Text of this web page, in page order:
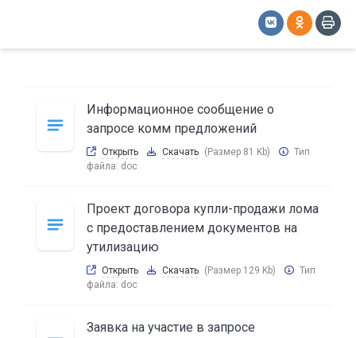
Информационное сообщение о
запросе комм предложений
Открыть Скачать (Размер 81 Kb)
Тип
файла: doc
Проект договора купли-продажи лома
с предоставлением документов на
утилизацию
Открыть Скачать (Размер 129 Kb)
Тип
файла: doc
Заявка на участие в запросе